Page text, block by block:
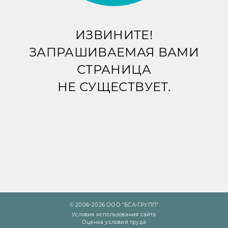
ИЗВИНИТЕ!
ЗАПРАШИВАЕМАЯ ВАМИ
СТРАНИЦА
НЕ СУЩЕСТВУЕТ.
© 2006–2026 ООО "БСА-ГРУПП"
Условия использования сайта
Оценка условий труда